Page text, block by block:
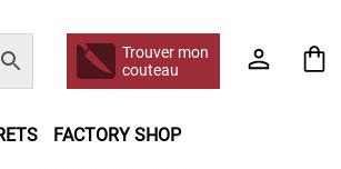
Trouver mon
couteau
FACTORY SHOP